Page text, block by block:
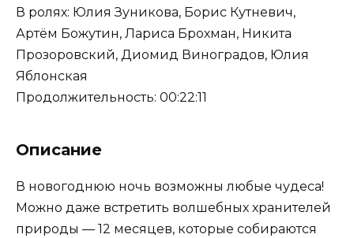
В ролях: Юлия Зуникова, Борис Кутневич,
Артём Божутин, Лариса Брохман, Никита
Прозоровский, Диомид Виноградов, Юлия
Яблонская
Продолжительность: 00:22:11
Описание
В новогоднюю ночь возможны любые чудеса!
Можно даже встретить волшебных хранителей
природы — 12 месяцев, которые собираются